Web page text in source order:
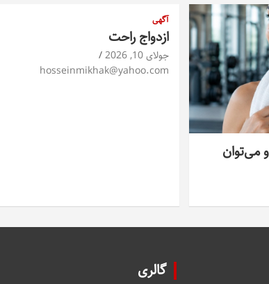
می‌توان
آگهی
ازدواج راحت
جولای 10, 2026
hosseinmikhak@yahoo.com
گالری